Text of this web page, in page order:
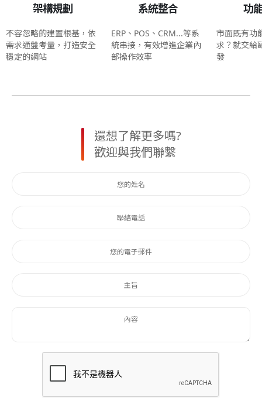
架構規劃
不容忽略的建置根基，依
需求通盤考量，打造安全
穩定的網站
系統整合
ERP、POS、CRM...等系
統串接，有效增進企業內
部操作效率
功
市面既有功
求？就交給
發
還想了解更多嗎?
歡迎與我們聯繫